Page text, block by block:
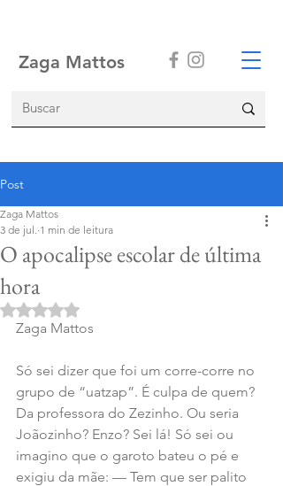
Zaga Mattos
Post
O apocalipse escolar de última
hora
Zaga Mattos
3 de jul. 1 min de leitura
Avaliado com NaN de 5 estrelas.
Zaga Mattos
Só sei dizer que foi um corre-corre no
grupo de “uatzap”. É culpa de quem?
Da professora do Zezinho. Ou seria
Joãozinho? Enzo? Sei lá! Só sei ou
imagino que o garoto bateu o pé e
exigiu da mãe: — Tem que ser palito